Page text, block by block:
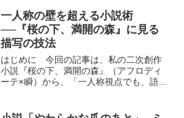
て参考にできます。
一人称の壁を超える小説術
──『桜の下、満開の森』に見る
描写の技法
はじめに 今回の記事は、私の二次創作
小説『桜の下、満開の森』（アフロディ
ーテ×瞬）から、「一人称視点でも、語り
ました。 私の一人称小説をGPTに読ん